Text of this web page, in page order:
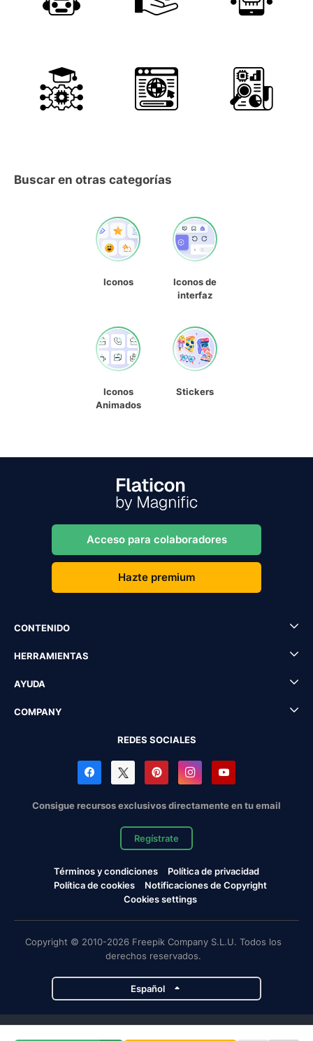
Buscar en otras categorías
Iconos
Iconos de
interfaz
Iconos
Animados
Stickers
Acceso para colaboradores
Hazte premium
CONTENIDO
HERRAMIENTAS
AYUDA
COMPANY
REDES SOCIALES
Consigue recursos exclusivos directamente en tu email
Regístrate
Términos y condiciones
Política de privacidad
Política de cookies
Notificaciones de Copyright
Cookies settings
Copyright © 2010-2026 Freepik Company S.L.U. Todos los
derechos reservados.
Español